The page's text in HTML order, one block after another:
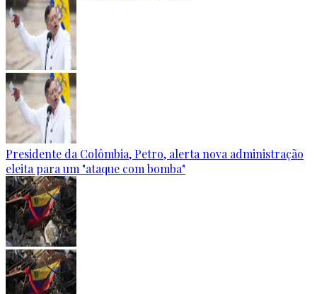
Presidente da Colômbia, Petro, alerta nova administração
eleita para um "ataque com bomba"